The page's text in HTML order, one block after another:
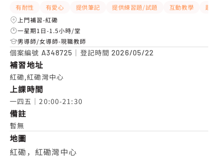
有耐性 有愛心 提供筆記 提供練習題/試題 互動教學
題
上門補習-紅磡
一星期1日-1.5小時/堂
男導師/女導師-現職教師
個案編號 A348725 ｜登記時間2026/05/22
補習地址
紅磡,紅磡灣中心
上課時間
一四五｜20:00-21:30
備註
暫無
地圖
紅磡，紅磡灣中心